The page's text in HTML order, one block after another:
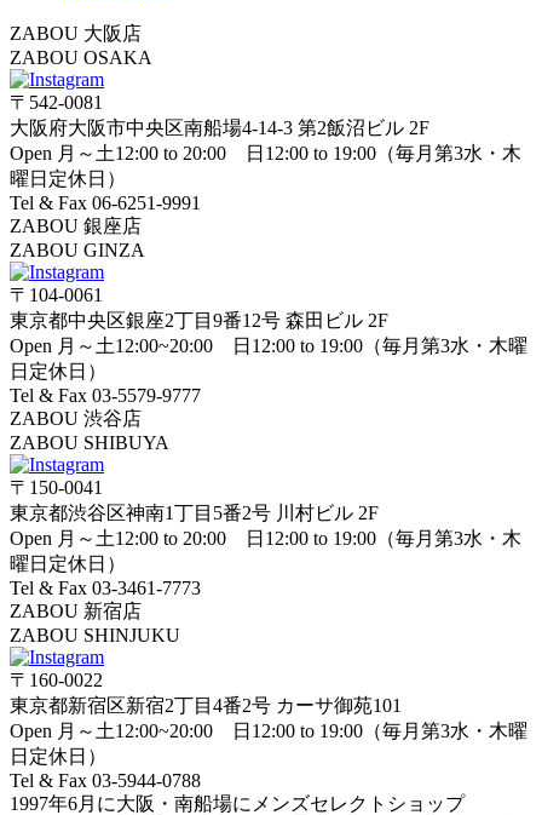
ZABOU 大阪店
ZABOU OSAKA
〒542-0081
大阪府大阪市中央区南船場4-14-3 第2飯沼ビル 2F
Open 月～土12:00 to 20:00 日12:00 to 19:00（毎月第3水・木
曜日定休日）
Tel & Fax 06-6251-9991
ZABOU 銀座店
ZABOU GINZA
〒104-0061
東京都中央区銀座2丁目9番12号 森田ビル 2F
Open 月～土12:00~20:00 日12:00 to 19:00（毎月第3水・木曜
日定休日）
Tel & Fax 03-5579-9777
ZABOU 渋谷店
ZABOU SHIBUYA
〒150-0041
東京都渋谷区神南1丁目5番2号 川村ビル 2F
Open 月～土12:00 to 20:00 日12:00 to 19:00（毎月第3水・木
曜日定休日）
Tel & Fax 03-3461-7773
ZABOU 新宿店
ZABOU SHINJUKU
〒160-0022
東京都新宿区新宿2丁目4番2号 カーサ御苑101
Open 月～土12:00~20:00 日12:00 to 19:00（毎月第3水・木曜
日定休日）
Tel & Fax 03-5944-0788
1997年6月に大阪・南船場にメンズセレクトショップ